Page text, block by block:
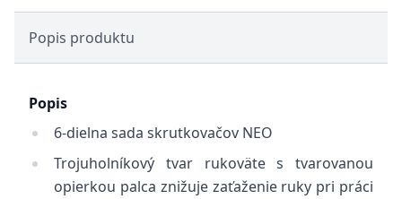
Popis produktu
Popis
6-dielna sada skrutkovačov NEO
Trojuholníkový tvar rukoväte s tvarovanou
opierkou palca znižuje zaťaženie ruky pri práci